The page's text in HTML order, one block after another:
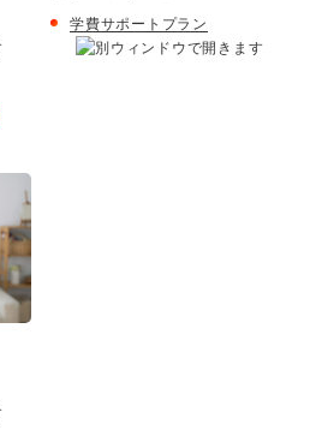
学費サポートプラン